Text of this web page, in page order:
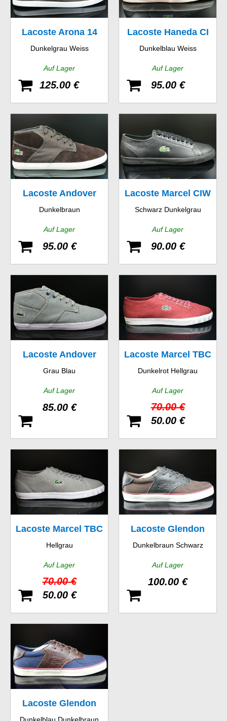
Lacoste Arona 14
SRM LTH
Dunkelgrau Weiss
Auf Lager
125.00 €
Lacoste Haneda CI
SPM LTH
Dunkelblau Weiss
Auf Lager
95.00 €
Lacoste Andover
Mid CIW SPM LTH
CNV
Dunkelbraun
Auf Lager
95.00 €
Lacoste Marcel CIW
SPM LTH
Schwarz Dunkelgrau
Auf Lager
90.00 €
Lacoste Andover
MID JAW SPM
Grau Blau
Auf Lager
85.00 €
Lacoste Marcel TBC
SPM
Dunkelrot Hellgrau
Auf Lager
70.00 €
50.00 €
Lacoste Marcel TBC
SPM
Hellgrau
Auf Lager
70.00 €
50.00 €
Lacoste Glendon
Brogue SRM
Dunkelbraun Schwarz
Auf Lager
100.00 €
Lacoste Glendon
Dunkelblau Dunkelbraun